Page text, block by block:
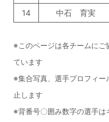
14
中石 育実
※このページは各チームにご
ています
※集合写真、選手プロフィ
止します
※背番号〇囲み数字の選手は